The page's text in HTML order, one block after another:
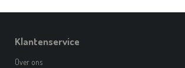
Klantenservice
Over ons